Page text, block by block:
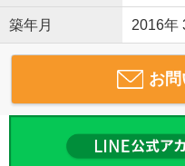
築年月 2016年
お